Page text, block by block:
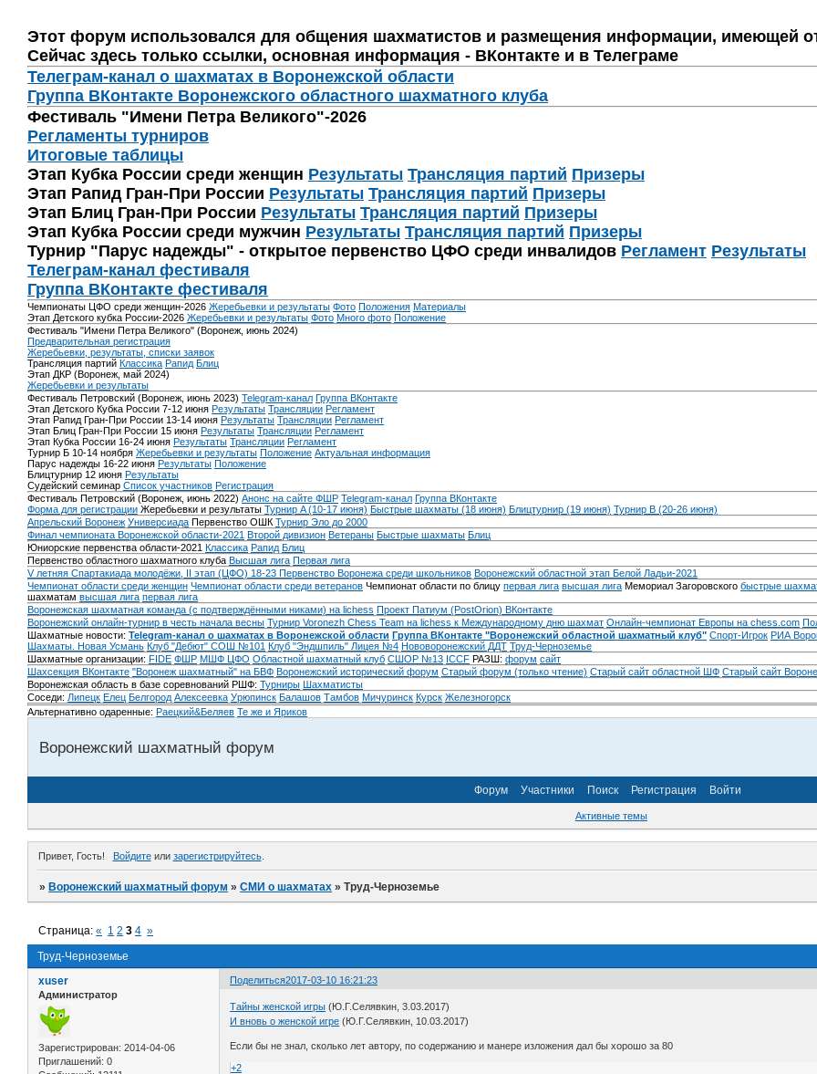
Этот форум использовался для общения шахматистов и размещения информации, имеющей
Сейчас здесь только ссылки, основная информация - ВКонтакте и в Телеграме
Телеграм-канал о шахматах в Воронежской области
Группа ВКонтакте Воронежского областного шахматного клуба
Фестиваль "Имени Петра Великого"-2026
Регламенты турниров
Итоговые таблицы
Этап Кубка России среди женщин Результаты Трансляция партий Призеры
Этап Рапид Гран-При России Результаты Трансляция партий Призеры
Этап Блиц Гран-При России Результаты Трансляция партий Призеры
Этап Кубка России среди мужчин Результаты Трансляция партий Призеры
Турнир "Парус надежды" - открытое первенство ЦФО среди инвалидов Регламент Результаты
Телеграм-канал фестиваля
Группа ВКонтакте фестиваля
Чемпионаты ЦФО среди женщин-2026 Жеребьевки и результаты Фото Положения Материалы
Этап Детского кубка России-2026 Жеребьевки и результаты Фото Много фото Положение
Фестиваль "Имени Петра Великого" (Воронеж, июнь 2024)
Предварительная регистрация
Жеребьевки, результаты, списки заявок
Трансляция партий Классика Рапид Блиц
Этап ДКР (Воронеж, май 2024)
Жеребьевки и результаты
Фестиваль Петровский (Воронеж, июнь 2023) Telegram-канал Группа ВКонтакте
Этап Детского Кубка России 7-12 июня Результаты Трансляции Регламент
Этап Рапид Гран-При России 13-14 июня Результаты Трансляции Регламент
Этап Блиц Гран-При России 15 июня Результаты Трансляции Регламент
Этап Кубка России 16-24 июня Результаты Трансляции Регламент
Турнир Б 10-14 ноября Жеребьевки и результаты Положение Актуальная информация
Парус надежды 16-22 июня Результаты Положение
Блицтурнир 12 июня Результаты
Судейский семинар Список участников Регистрация
Фестиваль Петровский (Воронеж, июнь 2022) Анонс на сайте ФШР Telegram-канал Группа ВКонтакте
Форма для регистрации Жеребьевки и результаты Турнир A (10-17 июня) Быстрые шахматы (18 июня) Блицтурнир (19 июня) Турнир B (20-26 июня)
Апрельский Воронеж Универсиада Первенство ОШК Турнир Эло до 2000
Финал чемпионата Воронежской области-2021 Второй дивизион Ветераны Быстрые шахматы Блиц
Юниорские первенства области-2021 Классика Рапид Блиц
Первенство областного шахматного клуба Высшая лига Первая лига
V летняя Спартакиада молодёжи, II этап (ЦФО) 18-23 Первенство Воронежа среди школьников Воронежский областной этап Белой Ладьи-2021
Чемпионат области среди женщин Чемпионат области среди ветеранов Чемпионат области по блицу первая лига высшая лига Мемориал Загоровского быстрые
шахматам высшая лига первая лига
Воронежская шахматная команда (с подтверждёнными никами) на lichess Проект Патиум (PostOrion) ВКонтакте
Воронежский онлайн-турнир в честь начала весны Турнир Voronezh Chess Team на lichess к Международному дню шахмат Онлайн-чемпионат Европы на chess.com
Шахматные новости: Telegram-канал о шахматах в Воронежской области Группа ВКонтакте "Воронежский областной шахматный клуб" Спорт-Игрок РИА
Шахматы. Новая Усмань Клуб "Дебют" СОШ №101 Клуб "Эндшпиль" Лицея №4 Нововоронежский ДДТ Труд-Черноземье
Шахматные организации: FIDE ФШР МШФ ЦФО Областной шахматный клуб СШОР №13 ICCF РАЗШ: форум сайт
Шахсекция ВКонтакте "Воронеж шахматный" на БВФ Воронежский исторический форум Cтарый форум (только чтение) Старый сайт областной ШФ Старый сайт
Воронежская область в базе соревнований РШФ: Турниры Шахматисты
Соседи: Липецк Елец Белгород Алексеевка Урюпинск Балашов Тамбов Мичуринск Курск Железногорск
Альтернативно одаренные: Раецкий&Беляев Те же и Яриков
Воронежский шахматный форум
Форум Участники Поиск Регистрация Войти
Активные темы
Привет, Гость! Войдитеили зарегистрируйтесь.
»Воронежский шахматный форум »СМИ о шахматах »Труд-Черноземье
Труд-Черноземье
Страница:« 1 2 3 4 »
Поделиться2017-03-10 16:21:23
xuser
Администратор
Зарегистрирован: 2014-04-06
Приглашений: 0
Тайны женской игры (Ю.Г.Селявкин, 3.03.2017)
И вновь о женской игре (Ю.Г.Селявкин, 10.03.2017)
Если бы не знал, сколько лет автору, по содержанию и манере изложения дал бы хорошо за 80
+2